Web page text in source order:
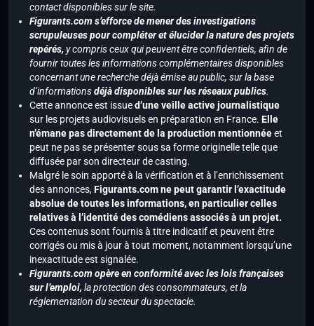
contact disponibles sur le site.
Figurants.com s’efforce de mener des investigations
scrupuleuses pour compléter et élucider la nature des projets
repérés, y compris ceux qui peuvent être confidentiels, afin de
fournir toutes les informations complémentaires disponibles
concernant une recherche déjà émise au public, sur la base
d’informationsdéjà disponibles sur les réseaux publics.
Cette annonce est issued’une veille active journalistique
sur les projets audiovisuels en préparation en France. Elle
n’émane pas directement de la production mentionnéeet
peut ne pas se présenter sous sa forme originelle telle que
diffusée par son directeur de casting.
Malgré le soin apporté à la vérification et à l’enrichissement
des annonces,Figurants.com ne peut garantir l’exactitude
absolue de toutes les informations, en particulier celles
relatives à l’identité des comédiens associés à un projet.
Ces contenus sont fournis à titre indicatif et peuvent être
corrigés ou mis à jour à tout moment, notamment lorsqu’une
inexactitude est signalée.
Figurants.com opère en conformité avec les lois françaises
sur l’emploi, la protection des consommateurs, et la
réglementation du secteur du spectacle.